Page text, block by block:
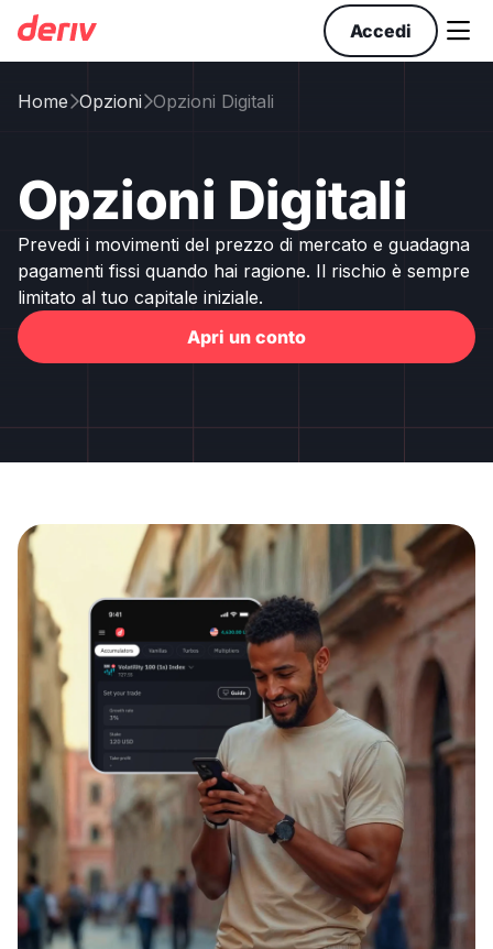
Accedi 
HomeOpzioniOpzioni Digitali
Opzioni Digitali
Prevedi i movimenti del prezzo di mercato e guadagna
pagamenti fissi quando hai ragione. Il rischio è sempre
limitato al tuo capitale iniziale.
Apri un conto